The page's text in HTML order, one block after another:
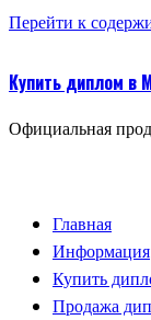
Перейти к
Купить диплом в
Официальная
Главная
Информация
Купить
Продажа